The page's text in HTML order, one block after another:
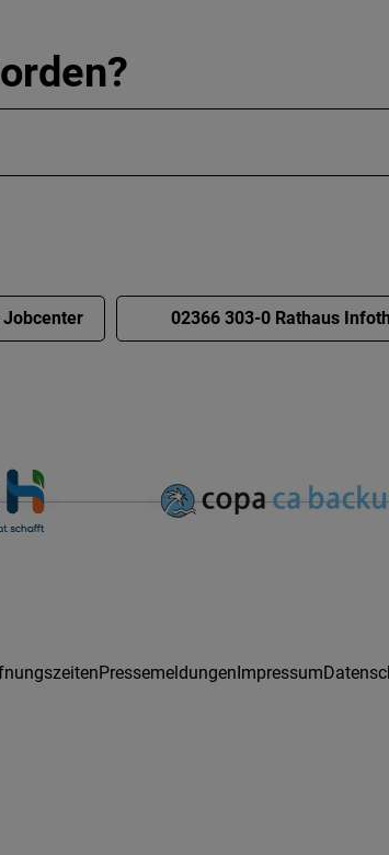
02366 303-0 Rathaus
PressemeldungenImpressum